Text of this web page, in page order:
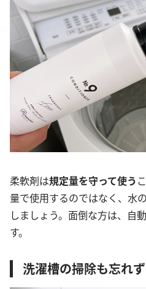
柔軟剤は規定量を守って使う
量で使用するのではなく、水
しましょう。面倒な方は、自
す。
洗濯槽の掃除も忘れず